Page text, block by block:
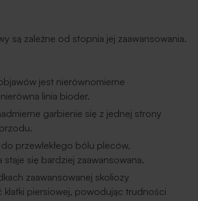
są zależne od stopnia jej zaawansowania.
jest nierównomierne
linia bioder.
garbienie się z jednej strony
przewlekłego bólu pleców,
się bardziej zaawansowana.
zaawansowanej skoliozy
klatki piersiowej, powodując trudności